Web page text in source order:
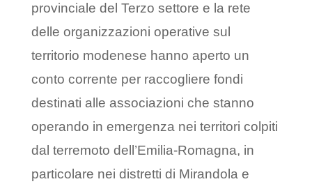
provinciale del Terzo settore e la rete
delle organizzazioni operative sul
territorio modenese hanno aperto un
conto corrente per raccogliere fondi
destinati alle associazioni che stanno
operando in emergenza nei territori colpiti
dal terremoto dell’Emilia-Romagna, in
particolare nei distretti di Mirandola e